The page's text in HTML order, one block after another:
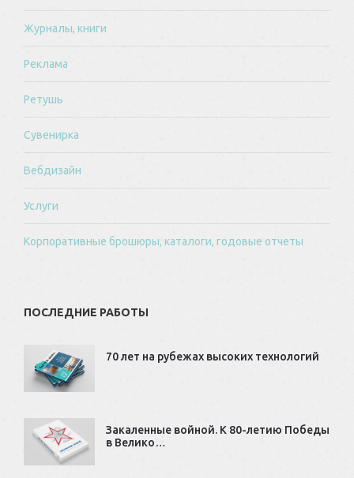
Журналы, книги
Реклама
Ретушь
Сувенирка
Вебдизайн
Услуги
Корпоративные брошюры, каталоги, годовые отчеты
ПОСЛЕДНИЕ РАБОТЫ
70 лет на рубежах высоких технологий
Закаленные войной. К 80-летию Победы
в Велико…